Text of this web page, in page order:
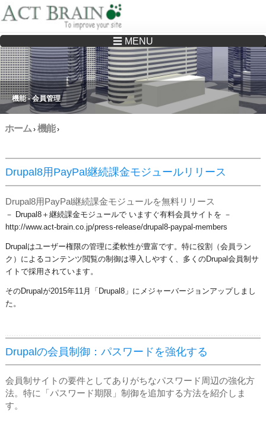
Drupalサイトの制作・保守をどこに頼んでいいか分からない方へ…まずはご相談く
ださい
☰ MENU
機能 - 会員管理
ホーム› 機能›
Drupal8用PayPal継続課金モジュールリリース
Drupal8用PayPal継続課金モジュールを無料リリース
－ Drupal8＋継続課金モジュールで いますぐ有料会員サイトを －
​http://www.act-brain.co.jp/press-release/drupal8-paypal-members
Drupalはユーザー権限の管理に柔軟性が豊富です。特に役割（会員ラン
ク）によるコンテンツ閲覧の制御は導入しやすく、多くのDrupal会員制サ
イトで採用されています。
そのDrupalが2015年11月「Drupal8」にメジャーバージョンアップしまし
た。
Drupalの会員制御：パスワードを強化する
会員制サイトの要件としてありがちなパスワード周辺の強化方
法。特に「パスワード期限」制御を追加する方法を紹介しま
す。